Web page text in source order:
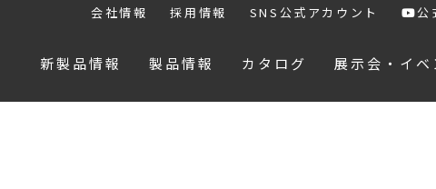
会社情報 採用情報 SNS公式アカウント 公
新製品情報 製品情報 カタログ 展示会・イベ